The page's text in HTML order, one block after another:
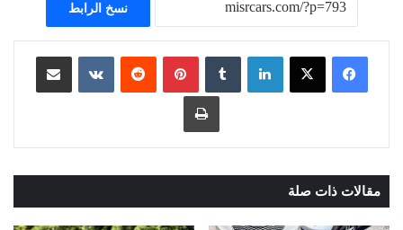
نسخ الرابط
لينكدإن ‏Tumblr بينتيريست
‏Reddit
‏VKontakte مشاركة عبر البريد
طباعة
مقالات ذات صلة